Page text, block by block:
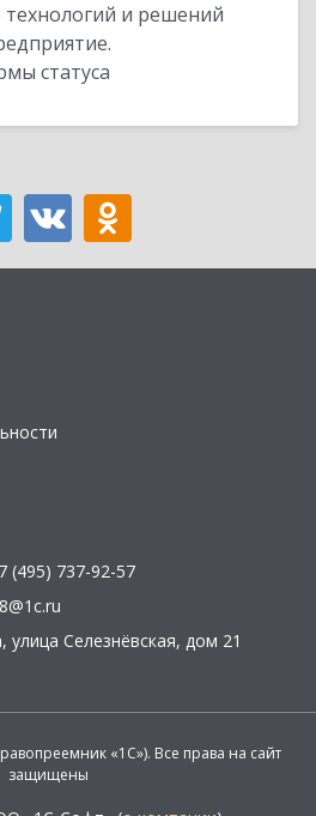
и решений
статуса
(495) 737-92-57
, улица Селезнёвская, дом 21
«1С»). Все права на сайт
защищены